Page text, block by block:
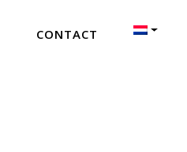
CONTACT